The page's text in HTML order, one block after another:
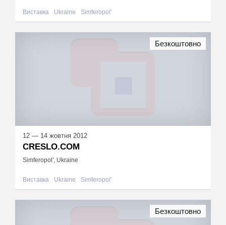
Виставка Ukraine Simferopol'
12 — 14 жовтня 2012
CRESLO.COM
Simferopol', Ukraine
Виставка Ukraine Simferopol'
Безкоштовно
Безкоштовно